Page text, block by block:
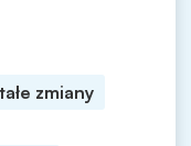
zmiany